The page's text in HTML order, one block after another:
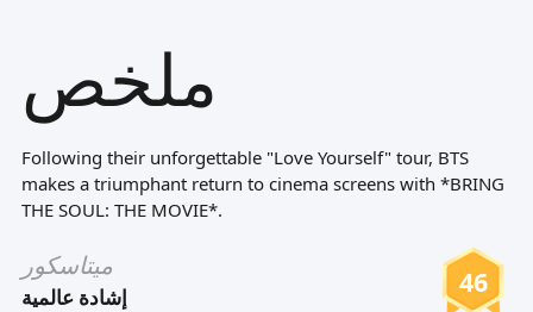
ਪੰਜਾਬੀ
ملخص
Following their unforgettable "Love Yourself" tour, BTS
makes a triumphant return to cinema screens with *BRING
THE SOUL: THE MOVIE*.
ميتاسكور
إشادة عالمية 46